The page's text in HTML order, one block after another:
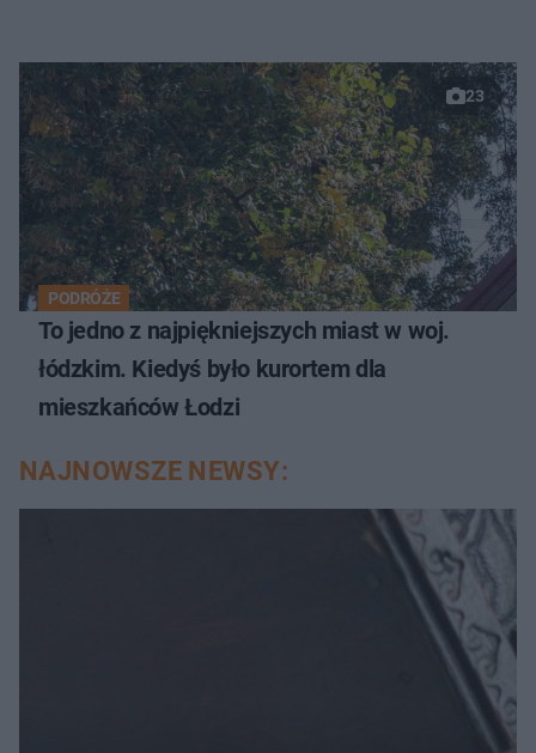
23
PODRÓŻE
To jedno z najpiękniejszych miast w woj.
łódzkim. Kiedyś było kurortem dla
mieszkańców Łodzi
NAJNOWSZE NEWSY: